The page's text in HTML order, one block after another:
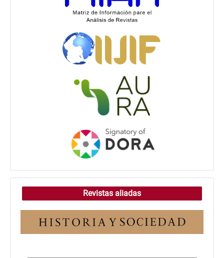
Revistas aliadas